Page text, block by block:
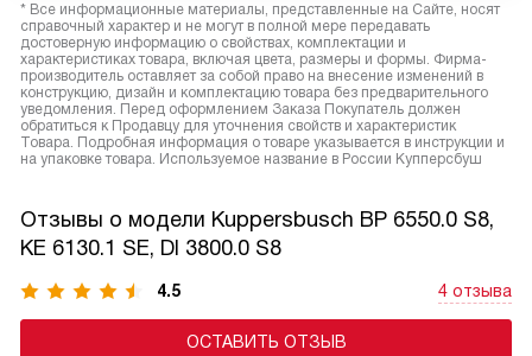
* Все информационные материалы, представленные на Сайте, носят
справочный характер и не могут в полной мере передавать
достоверную информацию о свойствах, комплектации и
характеристиках товара, включая цвета, размеры и формы. Фирма-
производитель оставляет за собой право на внесение изменений в
конструкцию, дизайн и комплектацию товара без предварительного
уведомления. Перед оформлением Заказа Покупатель должен
обратиться к Продавцу для уточнения свойств и характеристик
Товара. Подробная информация о товаре указывается в инструкции и
на упаковке товара. Используемое название в России Купперсбуш
Отзывы о модели Kuppersbusch BP 6550.0 S8,
KE 6130.1 SE, DI 3800.0 S8
4.5 4 отзыва
ОСТАВИТЬ ОТЗЫВ